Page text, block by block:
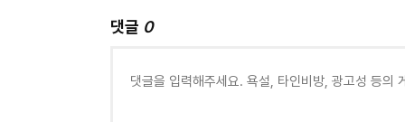
댓글 0